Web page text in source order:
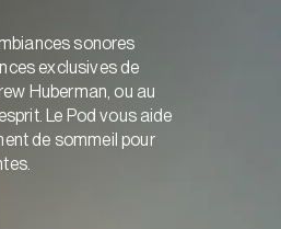
sonores
exclusives de
Huberman, ou au
Le Pod vous aide
de sommeil pour